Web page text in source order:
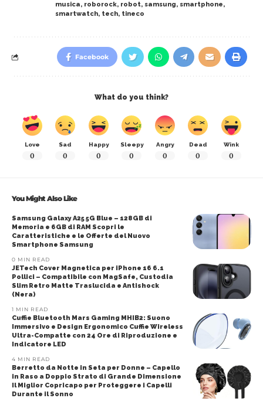
musica, roborock, robot, samsung, smartphone,
smartwatch, tech, tineco
Facebook
What do you think?
Love
0
Sad
0
Happy
0
Sleepy
0
Angry
0
Dead
0
Wink
0
You Might Also Like
Samsung Galaxy A25 5G Blue – 128GB di
Memoria e 6GB di RAM Scopri le
Caratteristiche e le Offerte del Nuovo
Smartphone Samsung
0 MIN READ
JETech Cover Magnetica per iPhone 16 6.1
Pollici – Compatibile con MagSafe, Custodia
Slim Retro Matte Traslucida e Antishock
(Nera)
1 MIN READ
Cuffie Bluetooth Mars Gaming MHIB2: Suono
Immersivo e Design Ergonomico Cuffie Wireless
Ultra-Compatte con 24 Ore di Riproduzione e
Indicatore LED
4 MIN READ
Berretto da Notte in Seta per Donne – Capello
in Raso a Doppio Strato di Grande Dimensione
Il Miglior Copricapo per Proteggere i Capelli
Durante il Sonno